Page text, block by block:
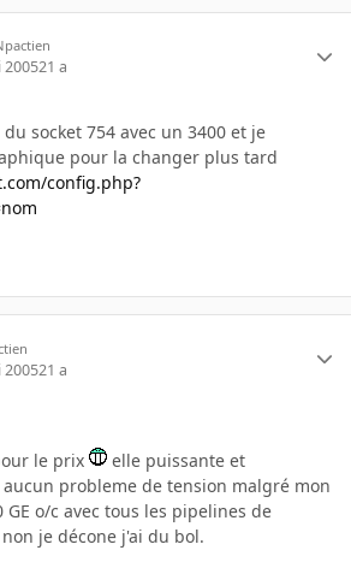
200521 a
socket 754 avec un 3400 et je
pour la changer plus tard
config.php?
200521 a
le prix
elle puissante et
probleme de tension malgré mon
o/c avec tous les pipelines de
non je décone j'ai du bol.